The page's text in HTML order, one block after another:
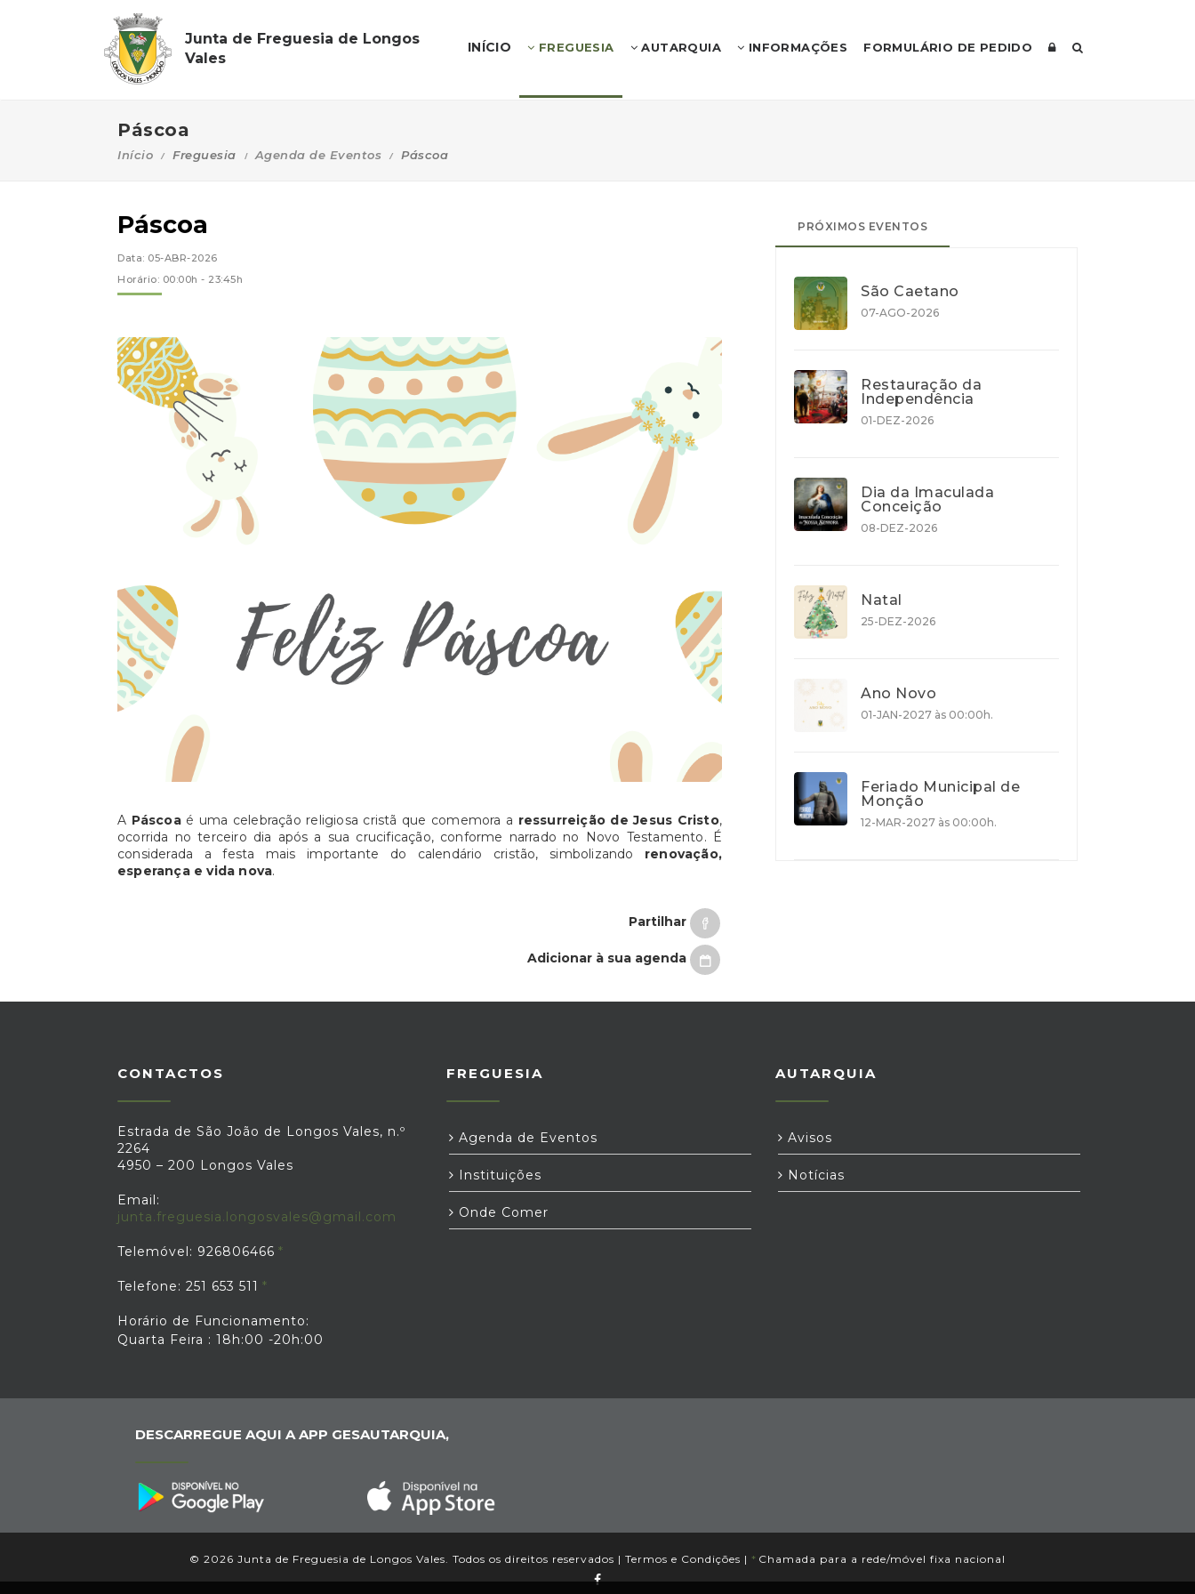
Junta de Freguesia de Longos
Vales
INÍCIO FREGUESIA AUTARQUIA INFORMAÇÕES FORMULÁRIO DE PEDIDO
Páscoa
Início Freguesia Agenda de Eventos Páscoa
Páscoa
Data: 05-ABR-2026
Horário: 00:00h - 23:45h
A Páscoaé uma celebração religiosa cristã que comemora a ressurreição de Jesus Cristo,
ocorrida no terceiro dia após a sua crucificação, conforme narrado no Novo Testamento. É
considerada a festa mais importante do calendário cristão, simbolizando renovação,
esperança e vida nova.
Partilhar
Adicionar à sua agenda
PRÓXIMOS EVENTOS
São Caetano
07-AGO-2026
Restauração da
Independência
01-DEZ-2026
Dia da Imaculada
Conceição
08-DEZ-2026
Natal
25-DEZ-2026
Ano Novo
01-JAN-2027 às 00:00h.
Feriado Municipal de
Monção
12-MAR-2027 às 00:00h.
CONTACTOS
Estrada de São João de Longos Vales, n.º
2264
4950 – 200 Longos Vales
Email:
junta.freguesia.longosvales@gmail.com
Telemóvel: 926806466
Telefone: 251 653 511
Horário de Funcionamento:
Quarta Feira : 18h:00 -20h:00
FREGUESIA
Agenda de Eventos
Instituições
Onde Comer
AUTARQUIA
Avisos
Notícias
DESCARREGUE AQUI A APP GESAUTARQUIA,
© 2026 Junta de Freguesia de Longos Vales. Todos os direitos reservados | Termos e Condições | * Chamada para a rede/móvel fixa nacional